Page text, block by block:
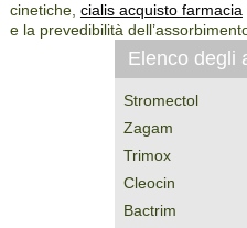
cinetiche, cialis acquisto farmacia
e la prevedibilità
Elenco degli
Stromectol
Zagam
Trimox
Cleocin
Bactrim